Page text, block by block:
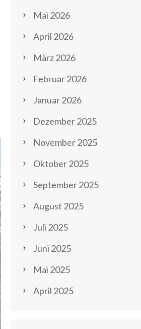
Mai 2026
April 2026
März 2026
Februar 2026
Januar 2026
Dezember 2025
November 2025
Oktober 2025
September 2025
August 2025
Juli 2025
Juni 2025
Mai 2025
April 2025